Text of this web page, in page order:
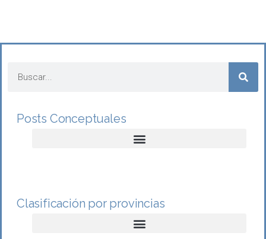
Posts Conceptuales
Clasificación por provincias